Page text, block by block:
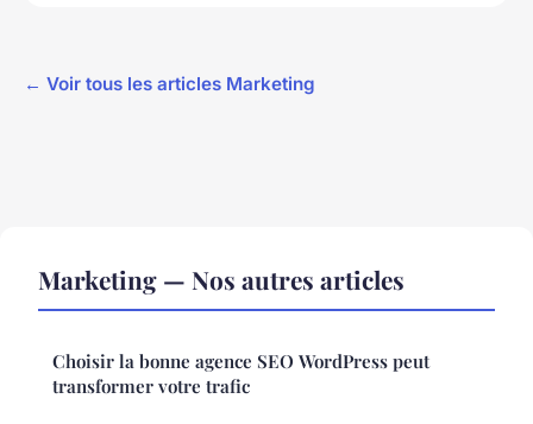
← Voir tous les articles Marketing
Marketing — Nos autres articles
Choisir la bonne agence SEO WordPress peut
transformer votre trafic